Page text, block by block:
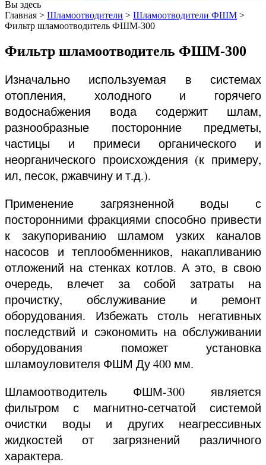
Вы здесь
Главная > Шламоотводители > Шламоотводители ФШМ >
Фильтр шламоотводитель ФШМ-300
Фильтр шламоотводитель ФШМ-300
Изначально используемая в системах
отопления, холодного и горячего
водоснабжения вода содержит шлам,
разнообразные посторонние предметы,
частицы и примеси органического и
неорганического происхождения (к примеру,
ил, песок, ржавчину и т.д.).
Применение загрязненной воды с
посторонними фракциями способно привести
к закупориванию шламом узких каналов
насосов и теплообменников, накапливанию
отложений на стенках котлов. А это, в свою
очередь, влечет за собой затраты на
прочистку, обслуживание и ремонт
оборудования. Избежать столь негативных
последствий и сэкономить на обслуживании
оборудования поможет установка
шламоуловителя ФШМ Ду 400 мм.
Шламоотводитель ФШМ-300 является
фильтром с магнитно-сетчатой системой
очистки воды и других неагрессивных
жидкостей от загрязнений различного
характера.